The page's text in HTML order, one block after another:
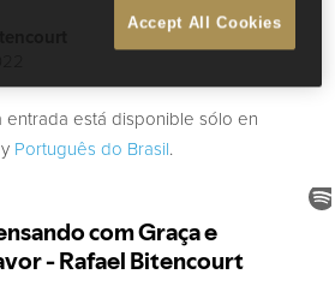
entrada está disponible sólo en
y Português do Brasil.
Accept All Cookies